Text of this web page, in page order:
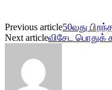
Previous article50வது
Next articleவிசேட பொதுக்